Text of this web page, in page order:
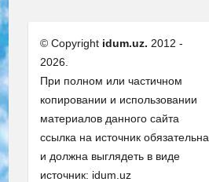
© Copyright idum.uz. 2012 -
2026.
При полном или частичном
копировании и использовании
материалов данного сайта
ссылка на источник обязательна
и должна выглядеть в виде
источник: idum.uz